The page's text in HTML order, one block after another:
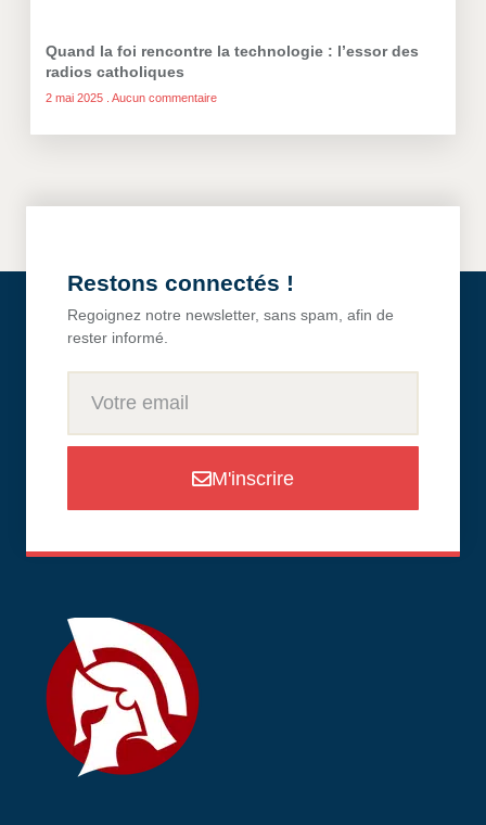
Quand la foi rencontre la technologie : l’essor des
radios catholiques
2 mai 2025 Aucun commentaire
Restons connectés !
Regoignez notre newsletter, sans spam, afin de
rester informé.
M'inscrire